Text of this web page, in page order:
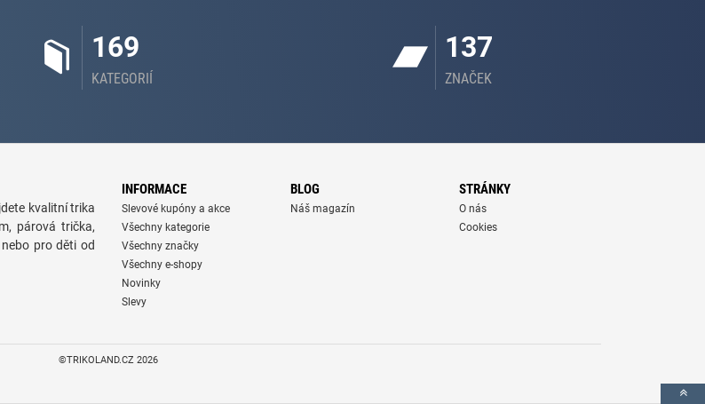
169
KATEGORIÍ
137
ZNAČEK
kvalitní trika
párová trička,
pro děti od
INFORMACE
Slevové kupóny a akce
Všechny kategorie
Všechny značky
Všechny e-shopy
Novinky
Slevy
BLOG
Náš magazín
STRÁNKY
O nás
Cookies
©TRIKOLAND.CZ 2026